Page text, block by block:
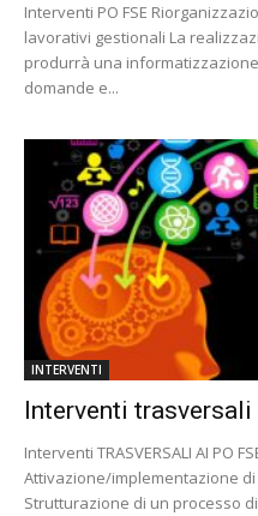
Interventi PO FSE
lavorativi gestionali La
produrrà una
domande e...
INTERVENTI
Interventi trasversali
Interventi TRASVERSALI AI PO
Attivazione/implementazione
Strutturazione di un processo